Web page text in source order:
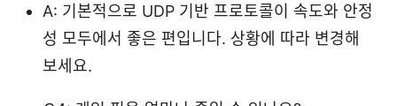
A: 기본적으로 UDP 기반 프로토콜이 속도와 안정
성 모두에서 좋은 편입니다. 상황에 따라 변경해
보세요.